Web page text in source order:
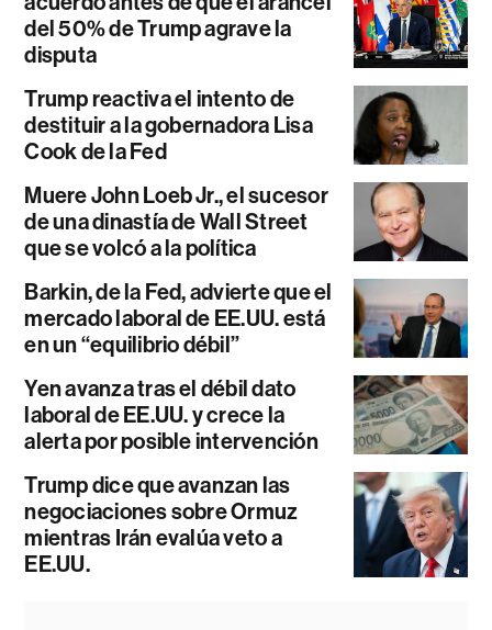
del 50% de Trump agrave la
disputa
Trump reactiva el intento de
destituir a la gobernadora Lisa
Cook de la Fed
Muere John Loeb Jr., el sucesor
de una dinastía de Wall Street
que se volcó a la política
Barkin, de la Fed, advierte que el
mercado laboral de EE.UU. está
en un “equilibrio débil”
Yen avanza tras el débil dato
laboral de EE.UU. y crece la
alerta por posible intervención
Trump dice que avanzan las
negociaciones sobre Ormuz
mientras Irán evalúa veto a
EE.UU.